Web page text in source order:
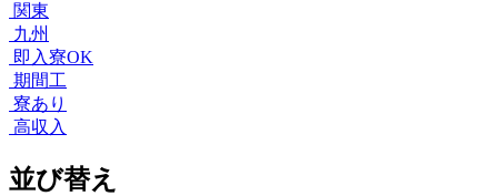
関東
九州
即入寮OK
期間工
寮あり
高収入
並び替え